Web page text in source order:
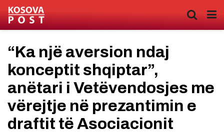
“Ka një aversion ndaj
konceptit shqiptar”,
anëtari i Vetëvendosjes me
vërejtje në prezantimin e
draftit të Asociacionit